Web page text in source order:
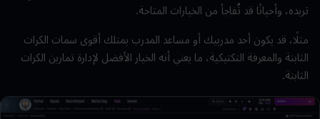
تريده، وأحيانًا قد تُفاجأ من الخيارات المتاحة.
مثلًا، قد يكون أحد مدربيك أو مساعد المدرب يمتلك أقوى سمات الكرات
الثابتة والمعرفة التكتيكية، ما يعني أنه الخيار الأفضل لإدارة تمارين الكرات
الثابتة.